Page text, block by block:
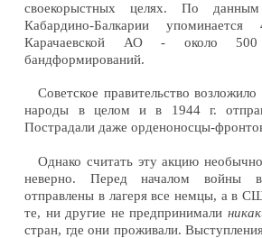
своекорыстных целях. По
Кабардино-Балкарии
Карачаевской АО - около 500
бандформирований.
Советское правительство
народы в целом и в 1944 г.
Пострадали даже орденоносцы-
Однако считать эту акцию
неверно. Перед началом войны
отправлены в лагеря все немцы, а в
те, ни другие не предпринимали
стран, где они проживали.